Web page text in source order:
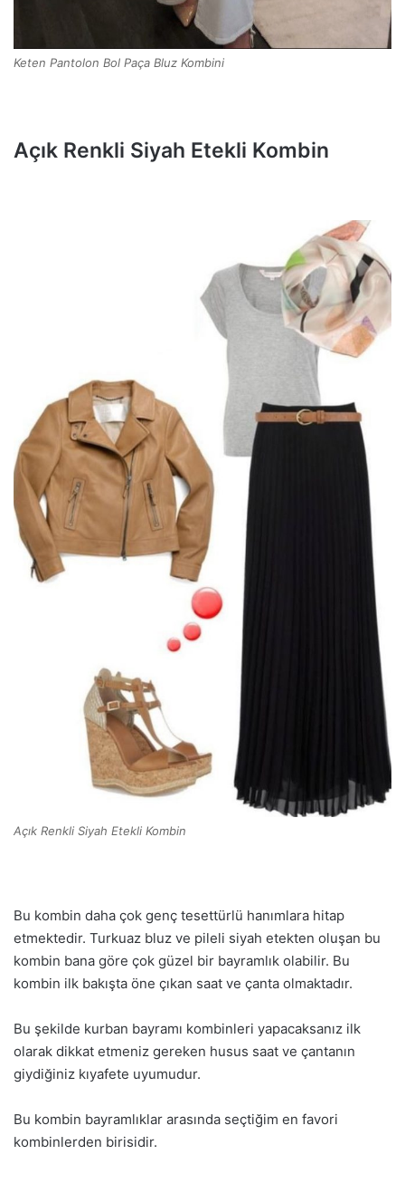
Keten Pantolon Bol Paça Bluz Kombini
Açık Renkli Siyah Etekli Kombin
Açık Renkli Siyah Etekli Kombin
Bu kombin daha çok genç tesettürlü hanımlara hitap
etmektedir. Turkuaz bluz ve pileli siyah etekten oluşan bu
kombin bana göre çok güzel bir bayramlık olabilir. Bu
kombin ilk bakışta öne çıkan saat ve çanta olmaktadır.
Bu şekilde kurban bayramı kombinleri yapacaksanız ilk
olarak dikkat etmeniz gereken husus saat ve çantanın
giydiğiniz kıyafete uyumudur.
Bu kombin bayramlıklar arasında seçtiğim en favori
kombinlerden birisidir.